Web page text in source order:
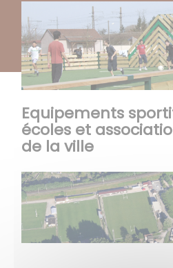
Equipements
écoles et
de la ville